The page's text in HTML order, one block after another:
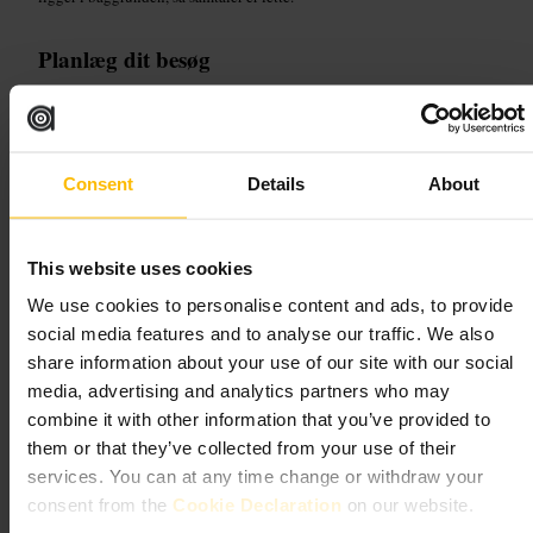
Consent Details About
This website uses cookies
We use cookies to personalise content and ads, to provide
social media features and to analyse our traffic. We also
share information about your use of our site with our social
media, advertising and analytics partners who may
combine it with other information that you’ve provided to
them or that they’ve collected from your use of their
services. You can at any time change or withdraw your
consent from the Cookie Declaration on our website.
Planlæg dit besøg
Book bord hvis I er flere, ellers kom tidligt for at sikre en plads ved
baren. Klæd dig smart-casual. Bed bartenderen om en anbefaling hvis
tilberedningen.
https://www.themayfairtownhouse.com/dandy-bar/?utm_source=go
27-41 Half Moon St, London W1J 7BG, UK
Cosy Cocktail Bar
Bar
4,3
Billede /Tagvenue